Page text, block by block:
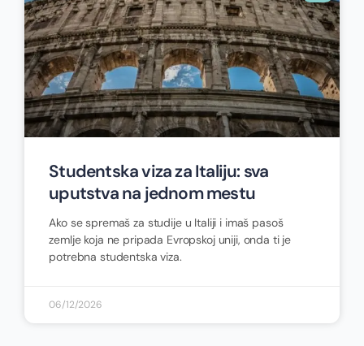
Studentska viza za Italiju: sva
uputstva na jednom mestu
Ako se spremaš za studije u Italiji i imaš pasoš
zemlje koja ne pripada Evropskoj uniji, onda ti je
potrebna studentska viza.
06/12/2026